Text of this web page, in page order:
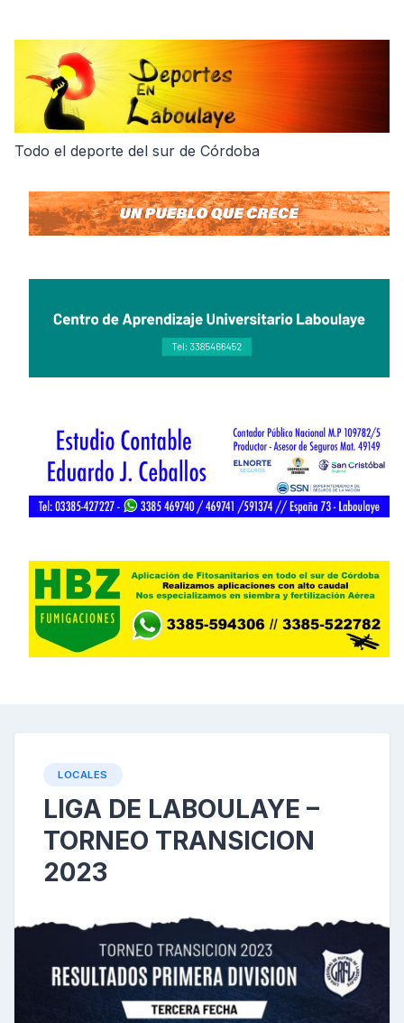
Todo el deporte del sur de Córdoba
LOCALES
LIGA DE LABOULAYE –
TORNEO TRANSICION
2023